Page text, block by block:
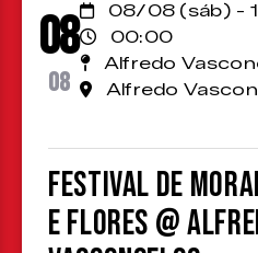
08
08
08/08 (sáb) -
00:00
Alfredo
Alfredo
Festival de
e Flores @